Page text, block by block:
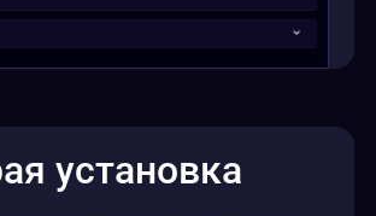
установка